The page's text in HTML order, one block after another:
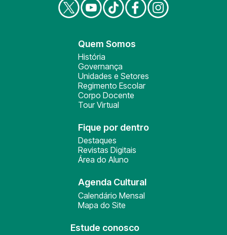
Quem Somos
História
Governança
Unidades e Setores
Regimento Escolar
Corpo Docente
Tour Virtual
Fique por dentro
Destaques
Revistas Digitais
Área do Aluno
Agenda Cultural
Calendário Mensal
Mapa do Site
Estude conosco